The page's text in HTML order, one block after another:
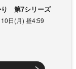
り 第7シリーズ
日(月) 昼4:59